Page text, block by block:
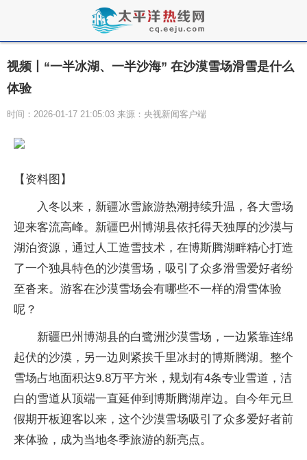
视频丨“一半冰湖、一半沙海” 在沙漠雪场滑雪是什么
体验
时间：2026-01-17 21:05:03 来源：央视新闻客户端
【资料图】
入冬以来，新疆冰雪旅游热潮持续升温，各大雪场
迎来客流高峰。新疆巴州博湖县依托得天独厚的沙漠与
湖泊资源，通过人工造雪技术，在博斯腾湖畔精心打造
了一个独具特色的沙漠雪场，吸引了众多滑雪爱好者纷
至沓来。游客在沙漠雪场会有哪些不一样的滑雪体验
呢？
新疆巴州博湖县的白鹭洲沙漠雪场，一边紧靠连绵
起伏的沙漠，另一边则紧挨千里冰封的博斯腾湖。整个
雪场占地面积达9.8万平方米，规划有4条专业雪道，洁
白的雪道从顶端一直延伸到博斯腾湖岸边。自今年元旦
假期开板迎客以来，这个沙漠雪场吸引了众多爱好者前
来体验，成为当地冬季旅游的新亮点。